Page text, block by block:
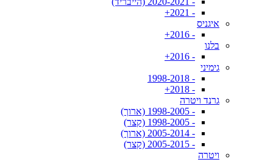
- 2021+
איגניס
- 2016+
בלנו
- 2016+
גימיני
- 1998-2018
- 2018+
גרנד ויטרה
- 1998-2005 (ארוך)
- 1998-2005 (קצר)
- 2005-2014 (ארוך)
- 2005-2015 (קצר)
ויטרה